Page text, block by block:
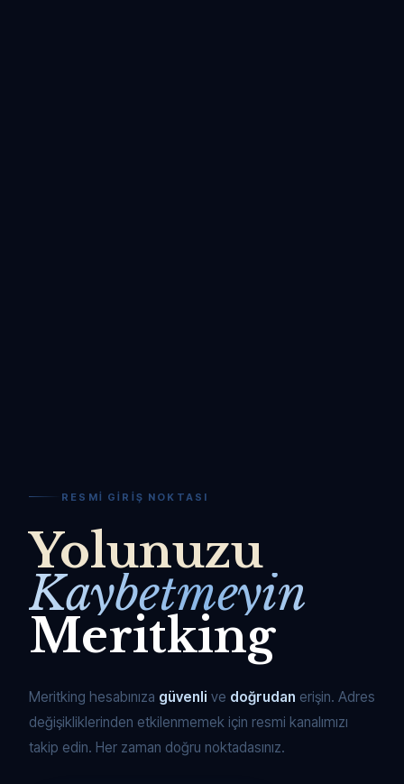
RESMI GIRIŞ NOKTASI
Yolunuzu
Kaybetmeyin
Meritking
Meritking hesabınıza güvenli ve doğrudan erişin. Adres
değişikliklerinden etkilenmemek için resmi kanalımızı
takip edin. Her zaman doğru noktadasınız.